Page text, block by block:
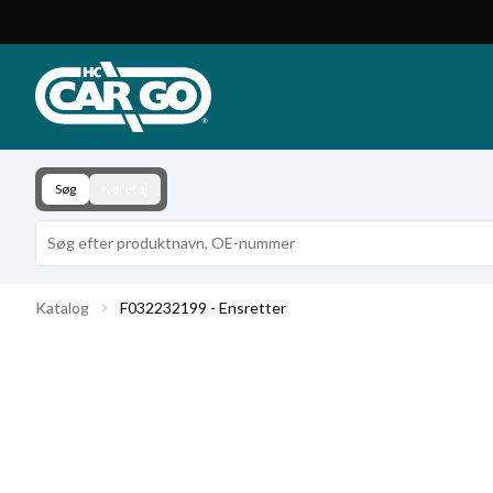
Download
Kontakt
Søg
Katalog F032232199 - Ensretter